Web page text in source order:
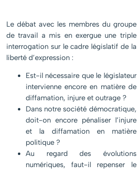
Le débat avec les membres du groupe
de travail a mis en exergue une triple
interrogation sur le cadre législatif de la
liberté d’expression :
Est-il nécessaire que le législateur
intervienne encore en matière de
diffamation, injure et outrage ?
Dans notre société démocratique,
doit-on encore pénaliser l’injure
et la diffamation en matière
politique ?
Au regard des évolutions
numériques, faut-il repenser le